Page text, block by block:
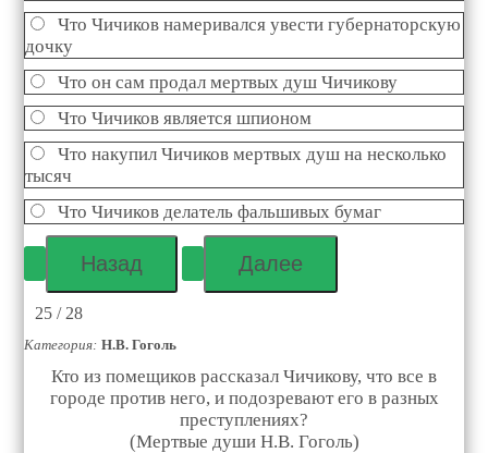
Что Чичиков намеривался увести губернаторскую
дочку
Что он сам продал мертвых душ Чичикову
Что Чичиков является шпионом
Что накупил Чичиков мертвых душ на несколько
тысяч
Что Чичиков делатель фальшивых бумаг
25 / 28
Категория: Н.В. Гоголь
Кто из помещиков рассказал Чичикову, что все в
городе против него, и подозревают его в разных
преступлениях?
(Мертвые души Н.В. Гоголь)